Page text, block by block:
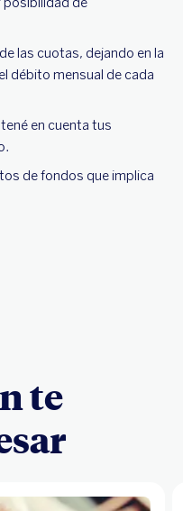
las cuotas, dejando en la
débito mensual de cada
tené en cuenta tus
de fondos que implica
te